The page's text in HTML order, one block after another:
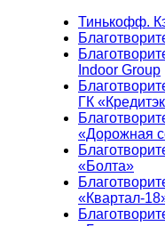
Тинькофф.
Indoor Group
ГК
«Дорожная
«Болта»
«Квартал-